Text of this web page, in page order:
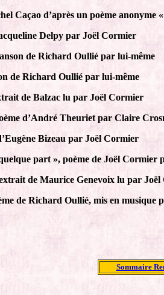
Caçao d’après un poème anonyme
Delpy par Joël Cormier
de Richard Oullié par lui-même
de Richard Oullié par lui-même
de Balzac lu par Joël Cormier
d’André Theuriet par Claire
Bizeau par Joël Cormier
part », poème de Joël Cormier
de Maurice Genevoix lu par
de Richard Oullié, mis en musique
Sommaire